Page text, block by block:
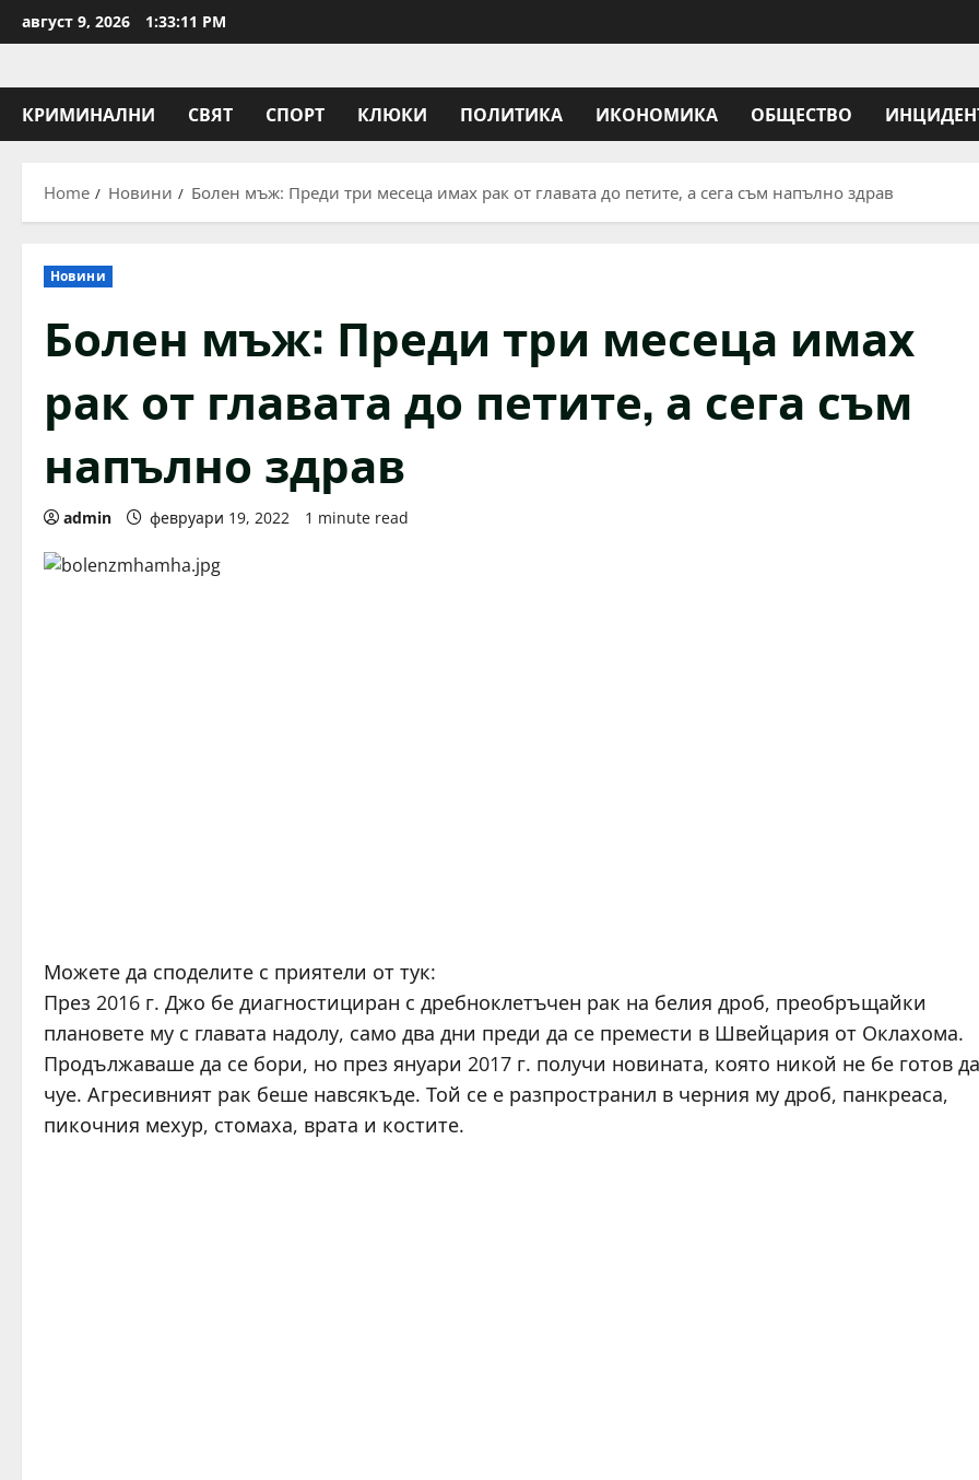
to
август 9, 2026 1:33:12 PM
КРИМИНАЛНИ СВЯТ СПОРТ КЛЮКИ ПОЛИТИКА ИКОНОМИКА ОБЩЕСТВО
Home Новини Болен мъж: Преди три месеца имах рак от главата до петите, а сега съм напълно здрав
Новини
Болен мъж: Преди три месеца имах
рак от главата до петите, а сега съм
напълно здрав
admin февруари 19, 2022 1 minute read
Можете да споделите с приятели от тук:
През 2016 г. Джо бе диагностициран с дребноклетъчен рак на белия дроб, преобръщайки
плановете му с главата надолу, само два дни преди да се премести в Швейцария от Оклахома.
Продължаваше да се бори, но през януари 2017 г. получи новината, която никой не бе готов да
чуе. Агресивният рак беше навсякъде. Той се е разпространил в черния му дроб, панкреаса,
пикочния мехур, стомаха, врата и костите.